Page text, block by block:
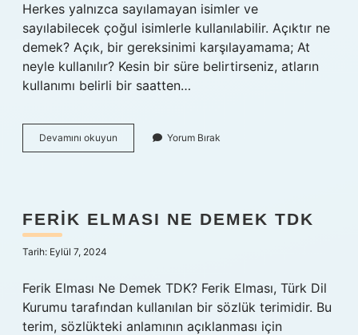
Herkes yalnızca sayılamayan isimler ve
sayılabilecek çoğul isimlerle kullanılabilir. Açıktır ne
demek? Açık, bir gereksinimi karşılayamama; At
neyle kullanılır? Kesin bir süre belirtirseniz, atların
kullanımı belirli bir saatten…
Devamını okuyun
All
Yorum Bırak
FERIK ELMASI NE DEMEK TDK
Tarih: Eylül 7, 2024
Ferik Elması Ne Demek TDK? Ferik Elması, Türk Dil
Kurumu tarafından kullanılan bir sözlük terimidir. Bu
terim, sözlükteki anlamının açıklanması için